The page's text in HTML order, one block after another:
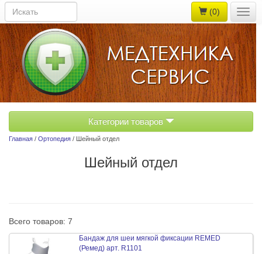
(0)
Категории товаров
Главная / Ортопедия / Шейный отдел
Шейный отдел
Всего товаров: 7
Бандаж для шеи мягкой фиксации REMED
(Ремед) арт. R1101